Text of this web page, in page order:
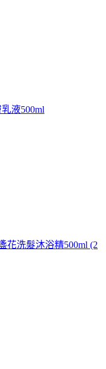
液500ml
花洗髮沐浴精500ml (2